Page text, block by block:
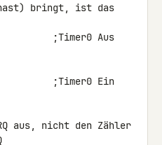
bringt, ist das
aus, nicht den Zähler